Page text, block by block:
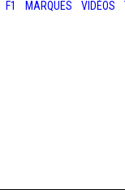
F1 MARQUES VIDÉOS